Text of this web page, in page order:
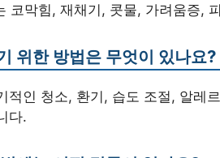
코막힘, 재채기, 콧물, 가려움증,
위한 방법은 무엇이 있나요?
적인 청소, 환기, 습도 조절, 알레
다.